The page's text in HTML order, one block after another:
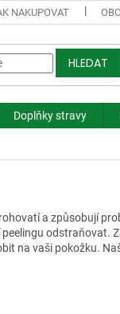
NAKUPOVAT
HLEDAT
Doplňky stravy
a způsobují
peelingu
na vaši pokožku.